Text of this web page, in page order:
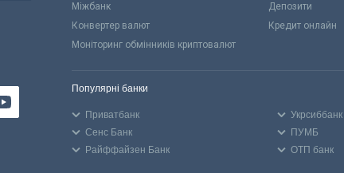
Міжбанк
Депозити
Конвертер валют
Кредит онлайн
Моніторинг обмінників криптовалют
Популярні банки
Приватбанк Укрсиббанк
Сенс Банк
ПУМБ
Райффайзен Банк
ОТП банк